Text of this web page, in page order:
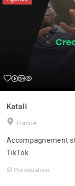
Katall
France
Accompagnement
TikTok
Prévisualiser